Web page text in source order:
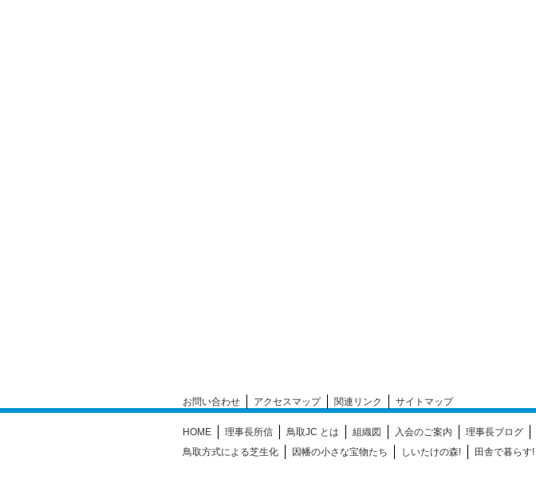
お問い合わせ アクセスマップ 関連リンク サイトマップ
HOME 理事長所信 鳥取JC とは 組織図 入会のご案内 理事長ブログ
鳥取方式による芝生化
因幡の小さな宝物たち しいたけの森! 田舎で暮らす!